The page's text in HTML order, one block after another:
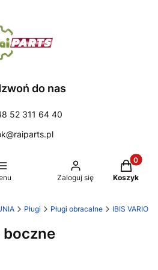
do nas
52 311 64 40
Zaloguj się Koszyk
Pługi Pługi obracalne IBIS VARIO
boczne